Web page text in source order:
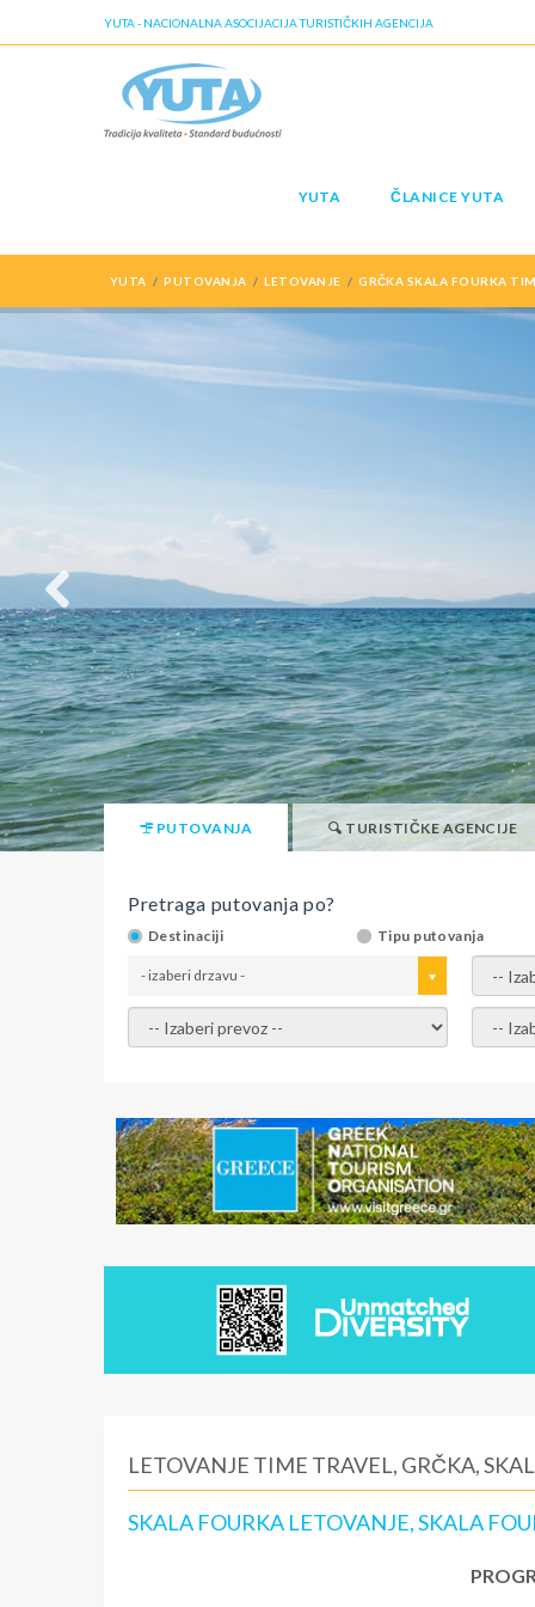
YUTA - NACIONALNA ASOCIJACIJA TURISTIČKIH AGENCIJA
YUTA ČLANICE YUTA
YUTA PUTOVANJA LETOVANJE GRČKA SKALA FOURKA
PUTOVANJA TURISTIČKE AGENCIJE
Pretraga putovanja po?
Destinaciji Tipu putovanja
- izaberi drzavu - -
- izaberi prevoz - -
LETOVANJE TIME TRAVEL, GRČKA,
SKALA FOURKA LETOVANJE, SKALA